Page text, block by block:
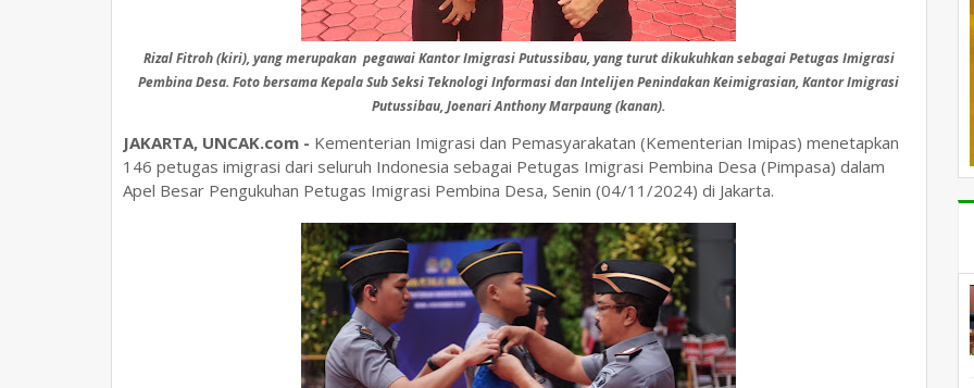
Rizal Fitroh (kiri), yang merupakan pegawai Kantor Imigrasi Putussibau, yang turut dikukuhkansebagai Petugas Imigrasi
Pembina Desa. Foto bersama Kepala Sub Seksi Teknologi Informasi dan Intelijen Penindakan Keimigrasian, Kantor Imigrasi
Putussibau, Joenari Anthony Marpaung (kanan).
JAKARTA, UNCAK.com - Kementerian Imigrasi dan Pemasyarakatan (Kementerian Imipas) menetapkan
146 petugas imigrasi dari seluruh Indonesia sebagai Petugas Imigrasi Pembina Desa (Pimpasa) dalam
Apel Besar Pengukuhan Petugas Imigrasi Pembina Desa, Senin (04/11/2024) di Jakarta.